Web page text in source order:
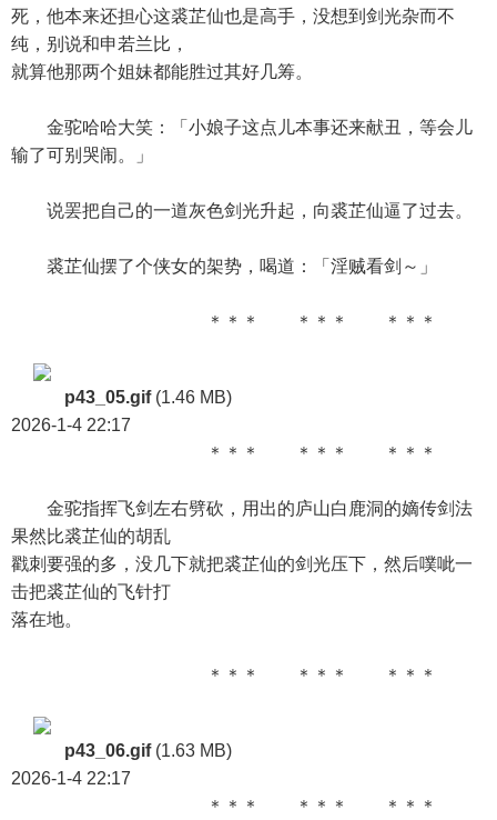
死，他本来还担心这裘芷仙也是高手，没想到剑光杂而不
纯，别说和申若兰比，
就算他那两个姐妹都能胜过其好几筹。
金驼哈哈大笑：「小娘子这点儿本事还来献丑，等会儿
输了可别哭闹。」
说罢把自己的一道灰色剑光升起，向裘芷仙逼了过去。
裘芷仙摆了个侠女的架势，喝道：「淫贼看剑～」
＊＊＊ ＊＊＊ ＊＊＊
p43_05.gif(1.46 MB)
2026-1-4 22:17
＊＊＊ ＊＊＊ ＊＊＊
金驼指挥飞剑左右劈砍，用出的庐山白鹿洞的嫡传剑法
果然比裘芷仙的胡乱
戳刺要强的多，没几下就把裘芷仙的剑光压下，然后噗呲一
击把裘芷仙的飞针打
落在地。
＊＊＊ ＊＊＊ ＊＊＊
p43_06.gif(1.63 MB)
2026-1-4 22:17
＊＊＊ ＊＊＊ ＊＊＊